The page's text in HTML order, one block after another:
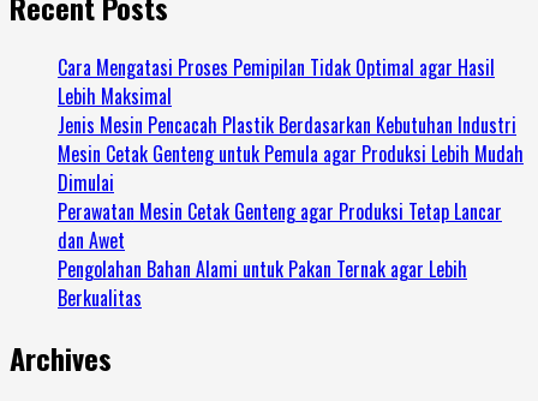
Cara Mengatasi Proses Pemipilan Tidak Optimal agar Hasil
Lebih Maksimal
Jenis Mesin Pencacah Plastik Berdasarkan Kebutuhan Industri
Mesin Cetak Genteng untuk Pemula agar Produksi Lebih Mudah
Dimulai
Perawatan Mesin Cetak Genteng agar Produksi Tetap Lancar
dan Awet
Pengolahan Bahan Alami untuk Pakan Ternak agar Lebih
Berkualitas
Archives